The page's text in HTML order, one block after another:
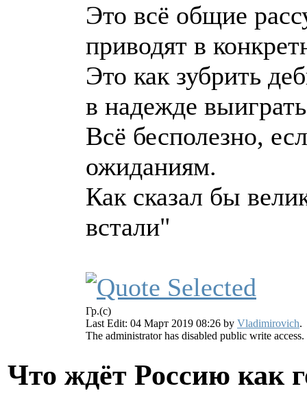
Это всё общие
приводят в
Это как зубрить
в надежде
Всё бесполезно,
ожиданиям.
Как сказал бы
встали"
Гр.(с)
Last Edit: 04 Март 2019 08:26 by Vladimirovich.
The administrator has disabled public write access.
Что ждёт Россию как